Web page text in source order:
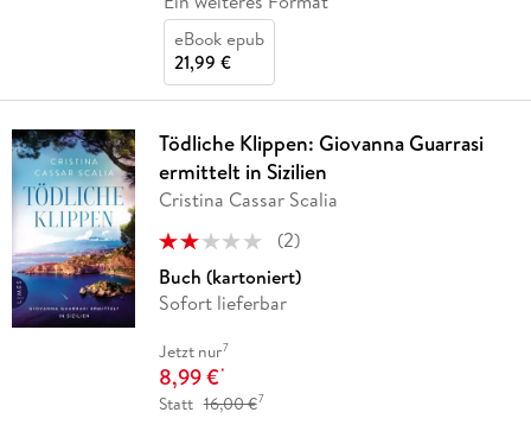
eBook epub
21,99 €
Tödliche Klippen: Giovanna Guarrasi
ermittelt in Sizilien
Cristina Cassar Scalia
(2)
Buch (kartoniert)
Sofort lieferbar
Jetzt nur7
8,99 €*
Statt 16,00 €7